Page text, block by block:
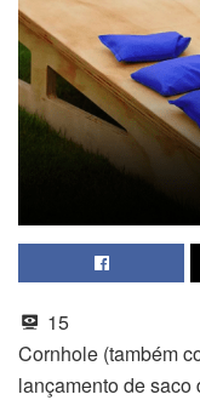
15
Cornhole (também
lançamento de